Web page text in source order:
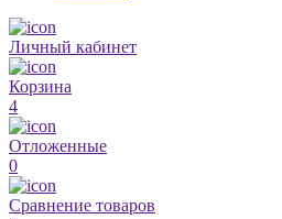
Личный кабинет
Корзина
4
Отложенные
0
Сравнение товаров